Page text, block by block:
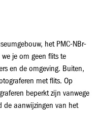
het PMC-NBr-
je om geen flits te
en de omgeving. Buiten,
met flits. Op
beperkt zijn vanwege
de aanwijzingen van het